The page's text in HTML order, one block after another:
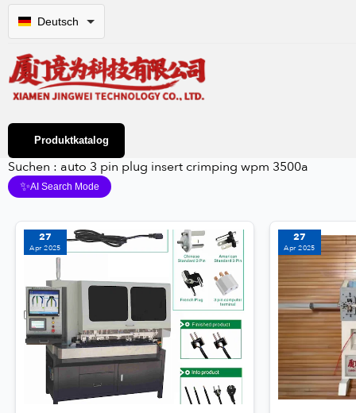
Deutsch
Produktkatalog
Suchen : auto 3 pin plug insert crimping wpm 3500a
✨AI Search Mode
27
Apr 2025
27
Apr 2025